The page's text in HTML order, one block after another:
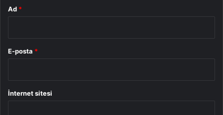
Ad *
E-posta *
İnternet sitesi